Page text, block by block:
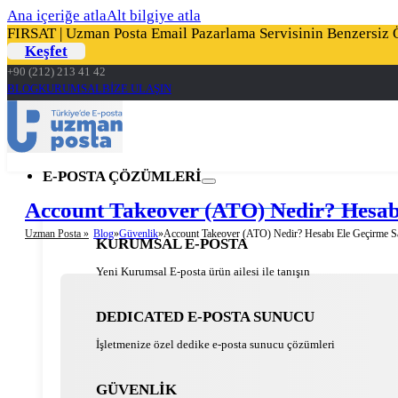
Ana içeriğe atlaAlt bilgiye atla
FIRSAT | Uzman Posta Email Pazarlama Servisinin
Keşfet
+90 (212) 213 41 42
BLOGKURUMSALBİZE ULAŞIN
E-POSTA ÇÖZÜMLERİ
KURUMSAL E-POSTA
Yeni Kurumsal E-posta ürün ailesi ile tanışın
DEDICATED E-POSTA SUNUCU
İşletmenize özel dedike e-posta sunucu çözümleri
GÜVENLİK
Account Takeover (ATO) Nedir?
Uzman Posta » Blog Güvenlik Account Takeover (ATO) Nedir? Hesabı Ele Geçirme